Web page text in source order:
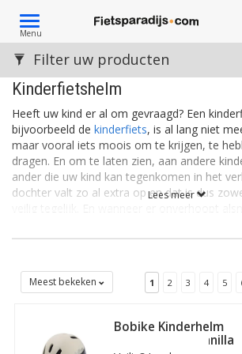
Toggle
navigation
Menu
Kinderfietshelm
Heeft uw kind er al om gevraagd? Een
bijvoorbeeld de kinderfiets, is al lang niet
maar vooral iets moois om te krijgen, te
dragen. En om te laten zien, aan andere
ander die uw kind kan tegenkomen in het
dochter valt zo al extra op en dat is dus
eentje die precies past én uiterst
kinderfietshelmen: keuze bij ons te over!
Naar Kinderfiets Accessoires
Lees meer
Filter uw producten
Meest bekeken 1 2 3 4 5
Bobike Kinderhelm
GO maat XXS Vanilla